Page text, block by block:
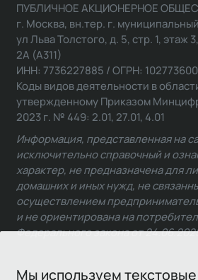
Мы используем
ПУБЛИЧНОЕ АКЦИОНЕРНОЕ
г. Москва, вн.тер. г.
ул Льва Толстого, д. 5, стр. 1, этаж
2А (А311)
ИНН: 7736227885 / ОГРН:
Коды видов деятельности в
утвержденному Приказом
2023 г. № 449: 2.01, 27.01, 4.01
Информация, представленная на
исключительно справочный и
характер, не предназначена для
домашних и иных нужд, не
осуществлением
и не ориентирована на
Федерального закона от